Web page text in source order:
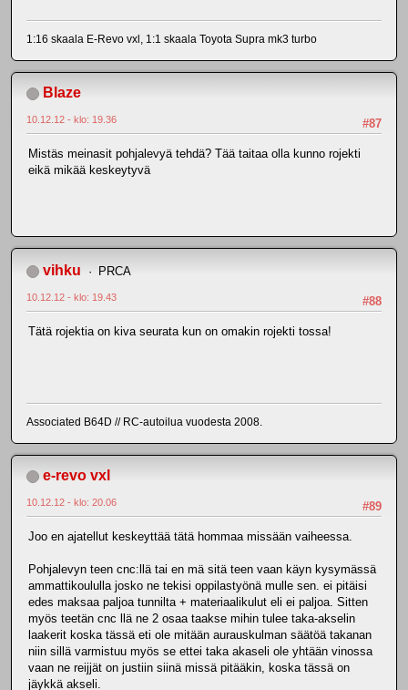
1:16 skaala E-Revo vxl, 1:1 skaala Toyota Supra mk3 turbo
Blaze
#87
10.12.12 - klo: 19.36
Mistäs meinasit pohjalevyä tehdä? Tää taitaa olla kunno rojekti
eikä mikää keskeytyvä
vihku PRCA
#88
10.12.12 - klo: 19.43
Tätä rojektia on kiva seurata kun on omakin rojekti tossa!
Associated B64D // RC-autoilua vuodesta 2008.
e-revo vxl
#89
10.12.12 - klo: 20.06
Joo en ajatellut keskeyttää tätä hommaa missään vaiheessa.
Pohjalevyn teen cnc:llä tai en mä sitä teen vaan käyn kysymässä
ammattikoululla josko ne tekisi oppilastyönä mulle sen. ei pitäisi
edes maksaa paljoa tunnilta + materiaalikulut eli ei paljoa. Sitten
myös teetän cnc llä ne 2 osaa taakse mihin tulee taka-akselin
laakerit koska tässä eti ole mitään aurauskulman säätöä takanan
niin sillä varmistuu myös se ettei taka akaseli ole yhtään vinossa
vaan ne reijjät on justiin siinä missä pitääkin, koska tässä on
jäykkä akseli.